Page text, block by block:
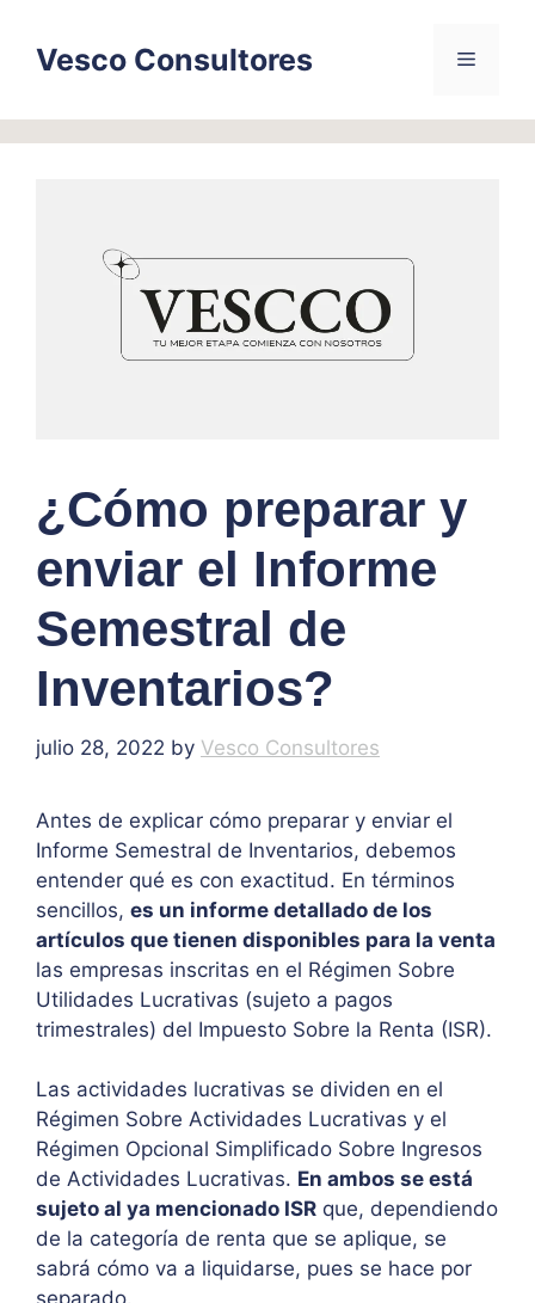
contentVesco Consultores Menu
¿Cómo preparar y
enviar el Informe
Semestral de
Inventarios?
julio 28, 2022 by Vesco Consultores
Antes de explicar cómo preparar y enviar el
Informe Semestral de Inventarios, debemos
entender qué es con exactitud. En términos
sencillos, es un informe detallado de los
artículos que tienen disponibles para la venta
las empresas inscritas en el Régimen Sobre
Utilidades Lucrativas (sujeto a pagos
trimestrales) del Impuesto Sobre la Renta (ISR).
Las actividades lucrativas se dividen en el
Régimen Sobre Actividades Lucrativas y el
Régimen Opcional Simplificado Sobre Ingresos
de Actividades Lucrativas. En ambos se está
sujeto al ya mencionado ISR que, dependiendo
de la categoría de renta que se aplique, se
sabrá cómo va a liquidarse, pues se hace por